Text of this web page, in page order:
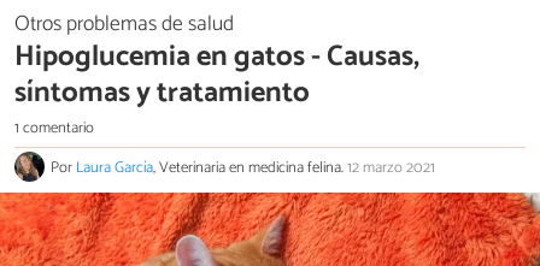
Otros problemas de salud
Hipoglucemia en gatos - Causas,
síntomas y tratamiento
1 comentario
PorLaura García, Veterinaria en medicina felina.12 marzo 2021